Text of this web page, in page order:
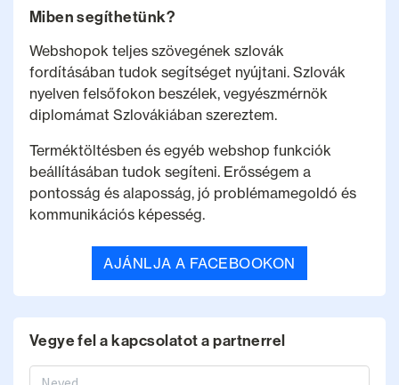
Miben segíthetünk?
Webshopok teljes szövegének szlovák
fordításában tudok segítséget nyújtani. Szlovák
nyelven felsőfokon beszélek, vegyészmérnök
diplomámat Szlovákiában szereztem.
Terméktöltésben és egyéb webshop funkciók
beállításában tudok segíteni. Erősségem a
pontosság és alaposság, jó problémamegoldó és
kommunikációs képesség.
AJÁNLJA A FACEBOOKON
Vegye fel a kapcsolatot a partnerrel
Vezetéknév, keresztnév